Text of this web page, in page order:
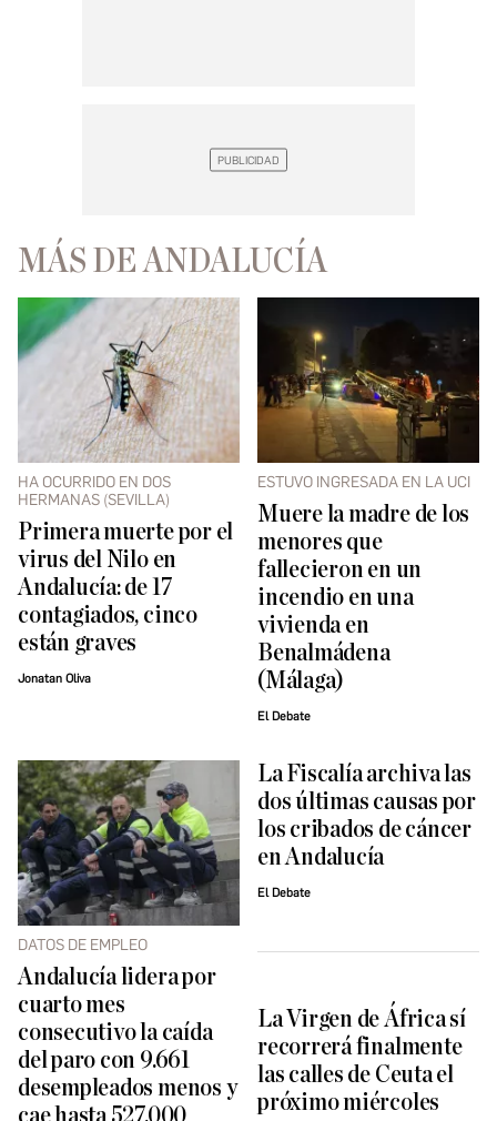
MÁS DE ANDALUCÍA
HA OCURRIDO EN DOS
HERMANAS (SEVILLA)
Primera muerte por el
virus del Nilo en
Andalucía: de 17
contagiados, cinco
están graves
Jonatan Oliva
ESTUVO INGRESADA EN LA UCI
Muere la madre de los
menores que
fallecieron en un
incendio en una
vivienda en
Benalmádena
(Málaga)
El Debate
DATOS DE EMPLEO
Andalucía lidera por
cuarto mes
consecutivo la caída
del paro con 9.661
desempleados menos y
La Fiscalía archiva las
dos últimas causas por
los cribados de cáncer
en Andalucía
El Debate
La Virgen de África sí
recorrerá finalmente
las calles de Ceuta el
próximo miércoles